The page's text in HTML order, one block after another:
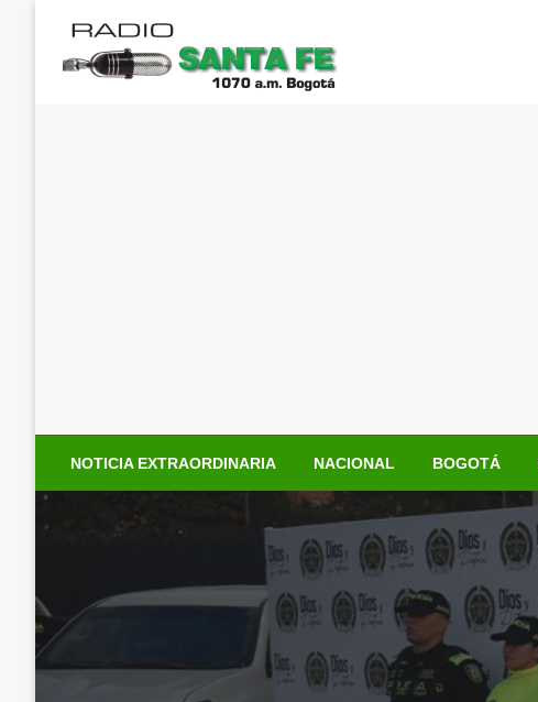
contenido
NOTICIA EXTRAORDINARIA NACIONAL BOGOTÁ